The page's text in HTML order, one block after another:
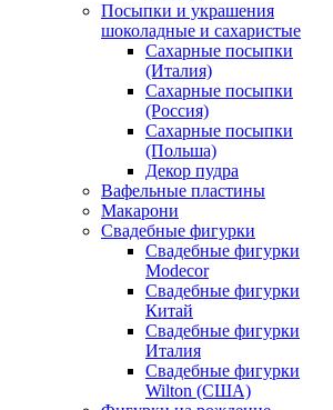
Посыпки и украшения
шоколадные и сахаристые
Сахарные посыпки
(Италия)
Сахарные посыпки
(Россия)
Сахарные посыпки
(Польша)
Декор пудра
Вафельные пластины
Макарони
Свадебные фигурки
Свадебные фигурки
Modecor
Свадебные фигурки
Китай
Свадебные фигурки
Италия
Свадебные фигурки
Wilton (США)